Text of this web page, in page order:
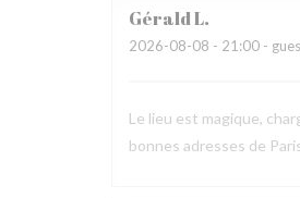
GéraldL
2026-08-08 - 21:00 -
Le lieu est magique,
bonnes adresses de